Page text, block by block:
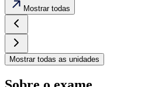
Mostrar todas
Mostrar todas as unidades